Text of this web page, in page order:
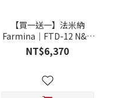
【買一送一】法米納
Farmina｜FTD-12 N&D
天然培育系列-全齡犬-頂級
雞肉-潔牙顆粒 20KG §下
NT$6,370